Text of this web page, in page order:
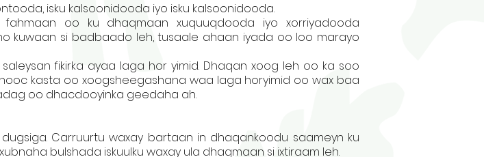
isku kalsoonidooda iyo isku kalsoonidooda.
oo ku dhaqmaan xuquuqdooda iyo xorriyadooda
kuwaan si badbaado leh, tusaale ahaan iyada oo loo marayo
fikirka ayaa laga hor yimid. Dhaqan xoog leh oo ka soo
kasta oo xoogsheegashana waa laga horyimid oo wax baa
oo dhacdooyinka geedaha ah.
Carruurtu waxay bartaan in dhaqankoodu saameyn ku
bulshada iskuulku waxay ula dhaqmaan si ixtiraam leh.